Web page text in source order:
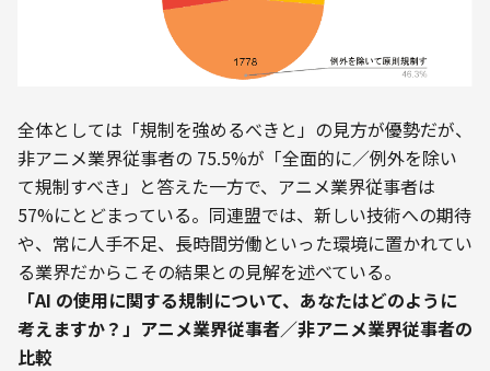
全体としては「規制を強めるべきと」の見方が優勢だが、
非アニメ業界従事者の 75.5%が「全面的に／例外を除い
て規制すべき」と答えた一方で、アニメ業界従事者は
57%にとどまっている。同連盟では、新しい技術への期待
や、常に人手不足、長時間労働といった環境に置かれてい
る業界だからこその結果との見解を述べている。
「AI の使用に関する規制について、あなたはどのように
考えますか？」アニメ業界従事者／非アニメ業界従事者の
比較